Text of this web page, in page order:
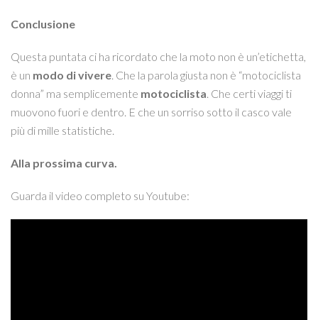
Conclusione
Questa puntata ci ha ricordato che la moto non è un’etichetta,
è un modo di vivere. Che la parola giusta non è “motociclista
donna” ma semplicemente motociclista. Che certi viaggi ti
muovono fuori e dentro. E che un sorriso sotto il casco vale
più di mille statistiche.
Alla prossima curva.
Guarda il video completo su Youtube: